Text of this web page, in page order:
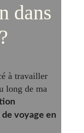
dans
à travailler
long de ma
voyage en